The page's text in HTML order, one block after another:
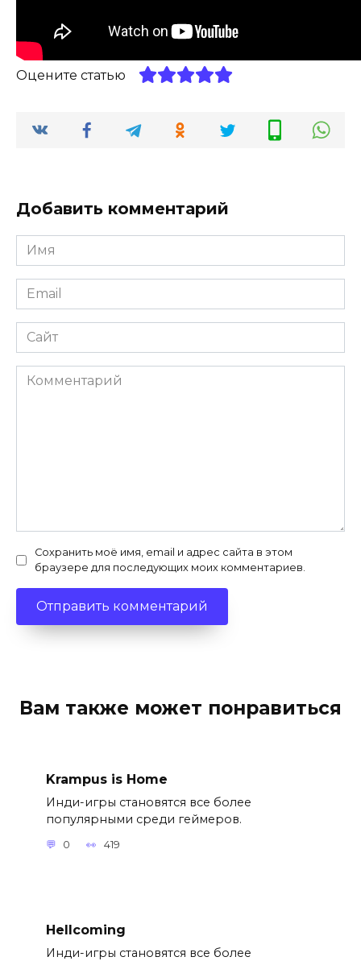
Оцените статью
Добавить комментарий
Имя
*
Email
*
Сайт
Комментарий
Сохранить моё имя, email и адрес сайта в этом
браузере для последующих моих комментариев.
Вам также может понравиться
Krampus is Home
Инди-игры становятся все более
популярными среди геймеров.
0 419
Hellcoming
Инди-игры становятся все более